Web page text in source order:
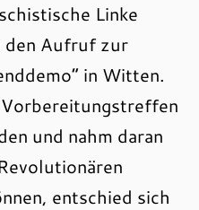
Linke
den Aufruf zur
in Witten.
und nahm daran
entschied sich